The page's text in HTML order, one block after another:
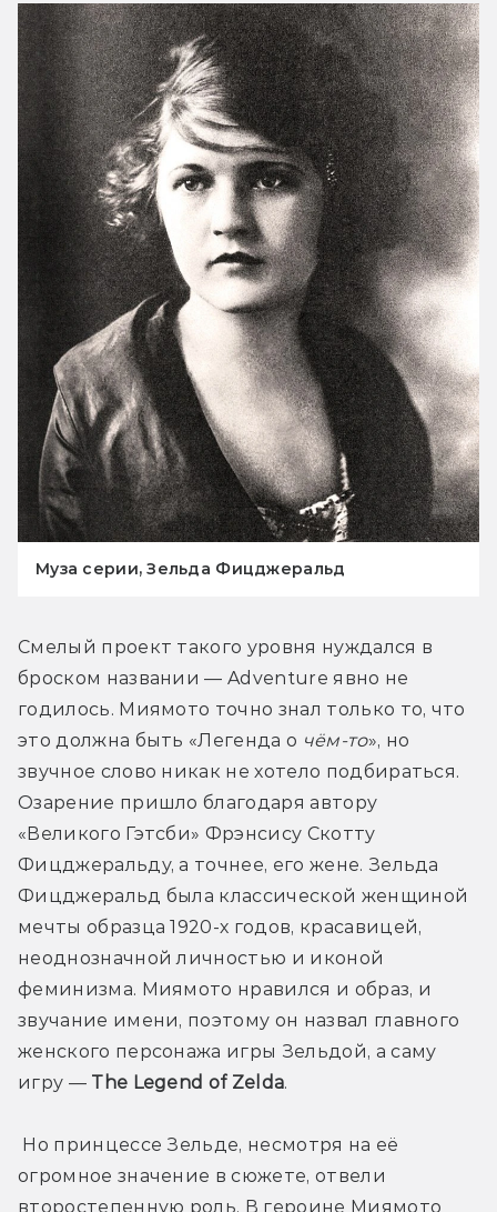
Муза серии, Зельда Фицджеральд
Смелый проект такого уровня нуждался в
броском названии — Adventure явно не
годилось. Миямото точно знал только то, что
это должна быть «Легенда о чём-то», но
звучное слово никак не хотело подбираться.
Озарение пришло благодаря автору
«Великого Гэтсби» Фрэнсису Скотту
Фицджеральду, а точнее, его жене. Зельда
Фицджеральд была классической женщиной
мечты образца 1920-х годов, красавицей,
неоднозначной личностью и иконой
феминизма. Миямото нравился и образ, и
звучание имени, поэтому он назвал главного
женского персонажа игры Зельдой, а саму
игру — The Legend of Zelda.
Но принцессе Зельде, несмотря на её
огромное значение в сюжете, отвели
второстепенную роль. В героине Миямото